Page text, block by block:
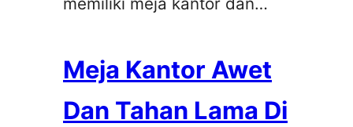
Meja Kantor Awet
Dan Tahan Lama Di